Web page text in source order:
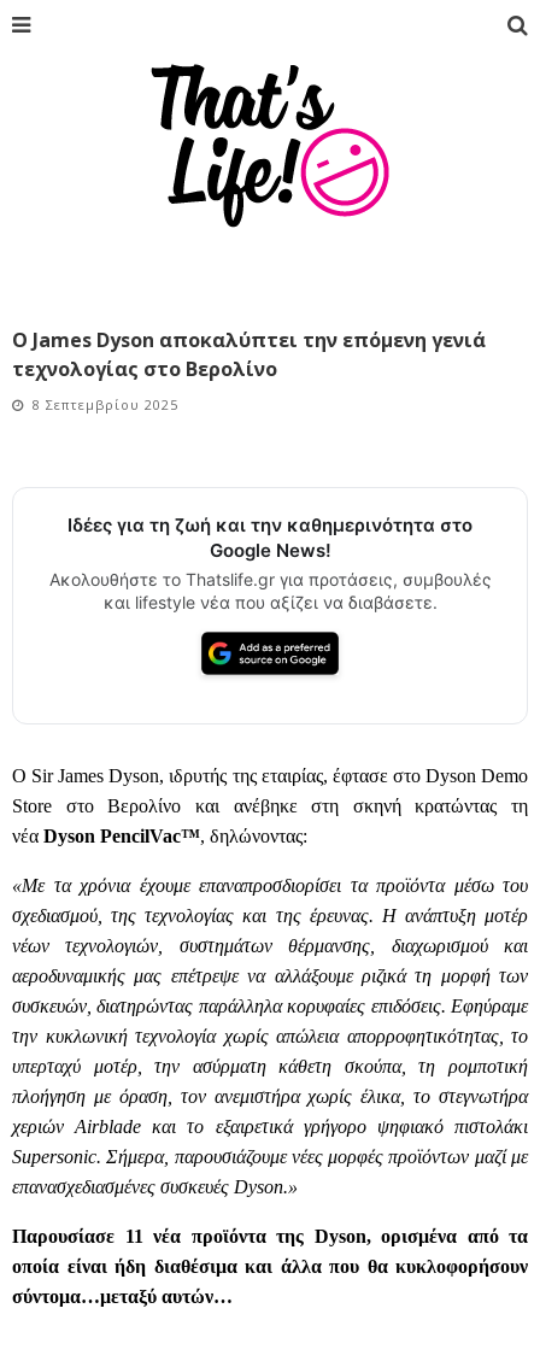
O James Dyson αποκαλύπτει την επόμενη γενιά
τεχνολογίας στο Βερολίνο
8 Σεπτεμβρίου 2025
Ιδέες για τη ζωή και την καθημερινότητα στο
Google News!
Ακολουθήστε το Thatslife.gr για προτάσεις, συμβουλές
και lifestyle νέα που αξίζει να διαβάσετε.
Ο Sir James Dyson, ιδρυτής της εταιρίας, έφτασε στο Dyson Demo
Store στο Βερολίνο και ανέβηκε στη σκηνή κρατώντας τη
νέα Dyson PencilVac™, δηλώνοντας:
«Με τα χρόνια έχουμε επαναπροσδιορίσει τα προϊόντα μέσω του
σχεδιασμού, της τεχνολογίας και της έρευνας. Η ανάπτυξη μοτέρ
νέων τεχνολογιών, συστημάτων θέρμανσης, διαχωρισμού και
αεροδυναμικής μας επέτρεψε να αλλάξουμε ριζικά τη μορφή των
συσκευών, διατηρώντας παράλληλα κορυφαίες επιδόσεις. Εφηύραμε
την κυκλωνική τεχνολογία χωρίς απώλεια απορροφητικότητας, το
υπερταχύ μοτέρ, την ασύρματη κάθετη σκούπα, τη ρομποτική
πλοήγηση με όραση, τον ανεμιστήρα χωρίς έλικα, το στεγνωτήρα
χεριώνAirblade και το εξαιρετικά γρήγορο ψηφιακό πιστολάκι
Supersonic. Σήμερα, παρουσιάζουμε νέες μορφές προϊόντων μαζί με
επανασχεδιασμένες συσκευές Dyson.»
Παρουσίασε 11 νέα προϊόντα της Dyson, ορισμένα από τα
οποία είναι ήδη διαθέσιμα και άλλα που θα κυκλοφορήσουν
σύντομα…μεταξύ αυτών…